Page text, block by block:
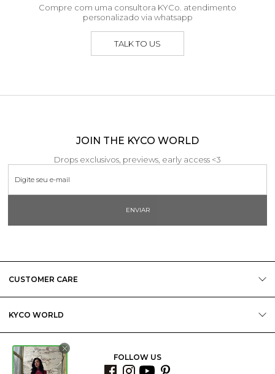
Compre com uma consultora KYCo. atendimento
personalizado via whatsapp
TALK TO US
JOIN THE KYCO WORLD
Drops exclusivos, previews, early access <3
ENVIAR
CUSTOMER CARE
KYCO WORLD
FOLLOW US